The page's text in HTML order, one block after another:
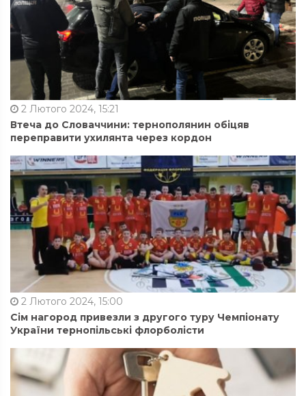
2 Лютого 2024, 15:21
Втеча до Словаччини: тернополянин обіцяв
переправити ухилянта через кордон
2 Лютого 2024, 15:00
Сім нагород привезли з другого туру Чемпіонату
України тернопільські флорболісти